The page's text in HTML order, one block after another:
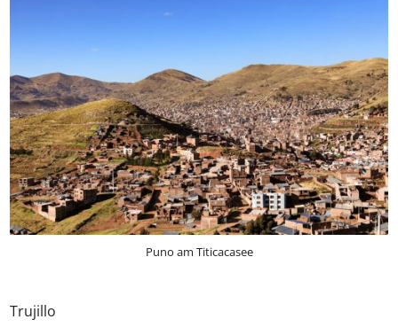
der Inkas, die sogenannten Chullpas, die ihr nicht